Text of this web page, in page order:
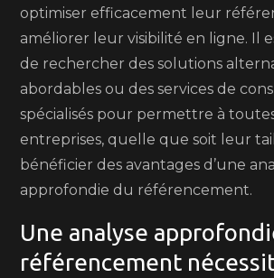
optimiser efficacement leur
améliorer leur visibilité en ligne. Il
de rechercher des solutions
abordables ou des services de
spécialisés pour permettre à
entreprises, quelle que soit leur
bénéficier des avantages d’une
approfondie du référencement.
Une analyse
référencement